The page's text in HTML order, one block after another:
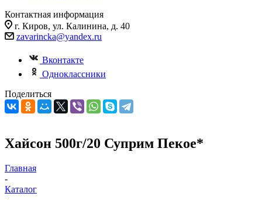
Контактная информация
г. Киров, ул. Калинина, д. 40
zavarincka@yandex.ru
Вконтакте
Одноклассники
Поделиться
Хайсон 500г/20 Суприм Пекое*
Главная
-
Каталог